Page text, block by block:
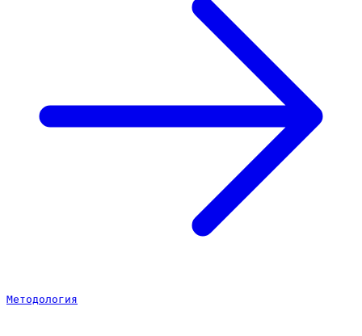
Методология